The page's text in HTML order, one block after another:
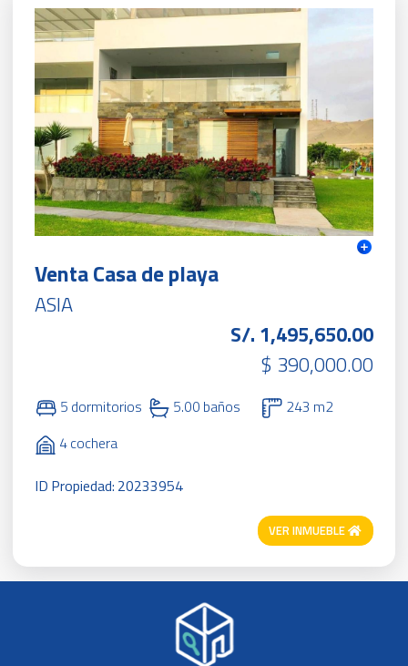
Venta Casa de playa
ASIA
S/. 1,495,650.00
$ 390,000.00
5 dormitorios 5.00 baños
243 m2
4 cochera
ID Propiedad: 20233954
VER INMUEBLE